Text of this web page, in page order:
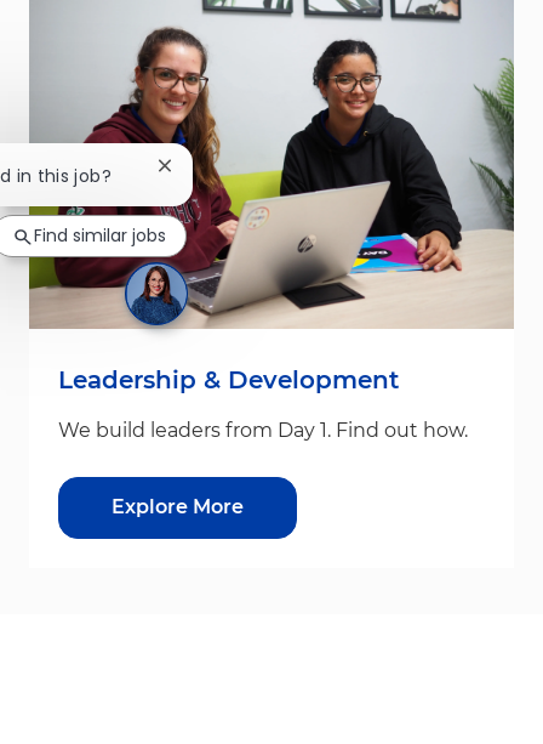
Leadership & Development
We build leaders from Day 1. Find out how.
Explore More
in this job? Close chatbot notification
Find similar jobs